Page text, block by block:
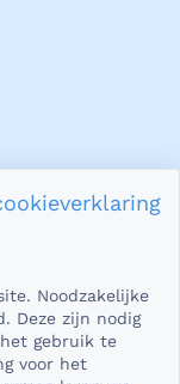
En dat
Daar kun je
Noodzakelijke
Deze zijn nodig
gebruik te
voor het